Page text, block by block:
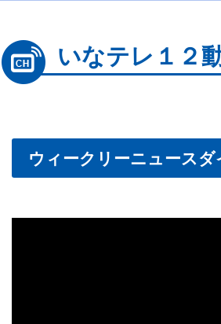
いなテレ１２
ウィークリーニュース